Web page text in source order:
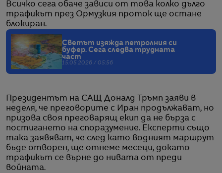
Всичко сега обаче зависи от това колко дълго
трафикът през Ормузкия проток ще остане
блокиран.
Светът изяжда петролния си
буфер. Сега следва трудната
част
15.05.2026 / 05:56
Президентът на САЩ Доналд Тръмп заяви в
неделя, че преговорите с Иран продължават, но
призова своя преговарящ екип да не бърза с
постигането на споразумение. Експерти също
така заявяват, че след като водният маршрут
бъде отворен, ще отнеме месеци, докато
трафикът се върне до нивата от преди
войната.